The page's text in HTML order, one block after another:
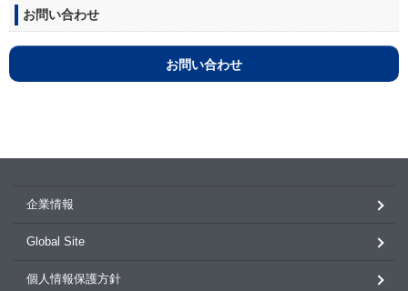
お問い合わせ
お問い合わせ
企業情報
Global Site
個人情報保護方針